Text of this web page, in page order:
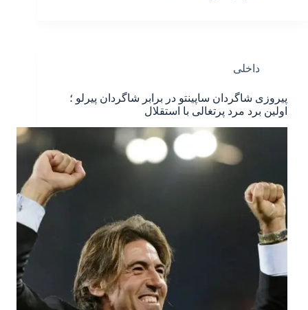
داخلی
پیروزی شاگردان ساپینتو در برابر شاگردان پیرلو ؛
اولین برد مرد پرتغالی با استقلال